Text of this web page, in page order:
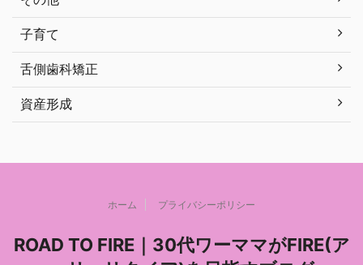
子育て
舌側歯科矯正
資産形成
ホーム プライバシーポリシー
ROAD TO FIRE｜30代ワーママがFIRE(ア